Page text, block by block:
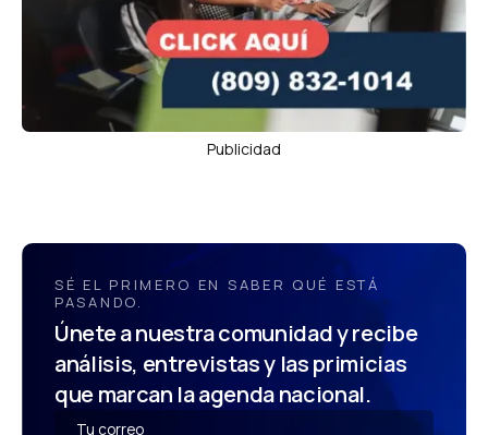
Publicidad
SÉ EL PRIMERO EN SABER QUÉ ESTÁ
PASANDO.
Únete a nuestra comunidad y recibe
análisis, entrevistas y las primicias
que marcan la agenda nacional.